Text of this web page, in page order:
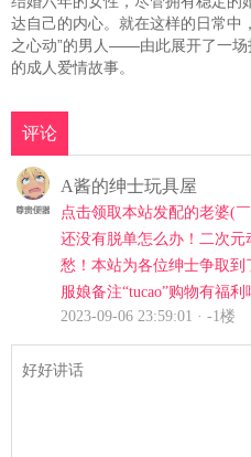
达自己的内心。就在这样的日常中
之心动”的男人——由此展开了一
的成人爱情故事。